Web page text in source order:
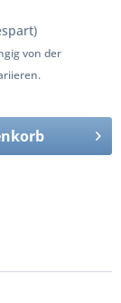
von der